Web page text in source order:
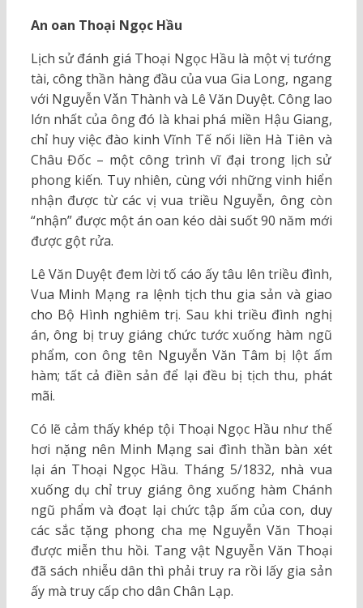
An oan Thoại Ngọc Hầu
Lịch sử đánh giá Thoại Ngọc Hầu là một vị tướng
tài, công thần hàng đầu của vua Gia Long, ngang
với Nguyễn Vǎn Thành và Lê Văn Duyệt. Công lao
lớn nhất của ông đó là khai phá miền Hậu Giang,
chỉ huy việc đào kinh Vĩnh Tế nối liền Hà Tiên và
Châu Đốc – một công trình vĩ đại trong lịch sử
phong kiến. Tuy nhiên, cùng với những vinh hiển
nhận được từ các vị vua triều Nguyễn, ông còn
“nhận” được một án oan kéo dài suốt 90 năm mới
được gột rửa.
Lê Văn Duyệt đem lời tố cáo ấy tâu lên triều đình,
Vua Minh Mạng ra lệnh tịch thu gia sản và giao
cho Bộ Hình nghiêm trị. Sau khi triều đình nghị
án, ông bị truy giáng chức tước xuống hàm ngũ
phẩm, con ông tên Nguyễn Văn Tâm bị lột ấm
hàm; tất cả điền sản để lại đều bị tịch thu, phát
mãi.
Có lẽ cảm thấy khép tội Thoại Ngọc Hầu như thế
hơi nặng nên Minh Mạng sai đình thần bàn xét
lại án Thoại Ngọc Hầu. Tháng 5/1832, nhà vua
xuống dụ chỉ truy giáng ông xuống hàm Chánh
ngũ phẩm và đoạt lại chức tập ấm của con, duy
các sắc tặng phong cha mẹ Nguyễn Văn Thoại
được miễn thu hồi. Tang vật Nguyễn Văn Thoại
đã sách nhiễu dân thì phải truy ra rồi lấy gia sản
ấy mà truy cấp cho dân Chân Lạp.